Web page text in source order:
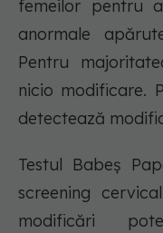
femeilor pentru
anormale
Pentru
nicio modificare.
detectează
Testul Babeș
screening
modificări